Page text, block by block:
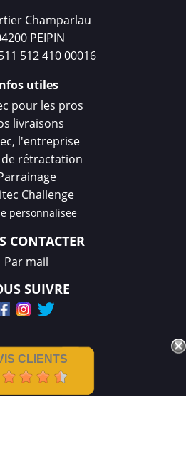
Champarlau
PEIPIN
512 410 00016
utiles
pour les pros
livraisons
l'entreprise
rétractation
Challenge
personnalisee
CONTACTER
Par mail
SUIVRE
CLIENTS